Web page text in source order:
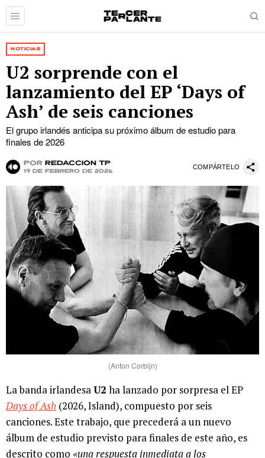
NOTICIAS
U2 sorprende con el
lanzamiento del EP ‘Days of
Ash’ de seis canciones
El grupo irlandés anticipa su próximo álbum de estudio para
finales de 2026
por Redacción TP
19 de febrero de 2026
COMPÁRTELO
(Anton Corbijn)
La banda irlandesaU2 ha lanzado por sorpresa el EP
Days of Ash (2026, Island), compuesto por seis
canciones. Este trabajo, que precederá a un nuevo
álbum de estudio previsto para finales de este año, es
descrito como «una respuesta inmediata a los